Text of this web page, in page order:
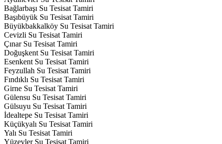
Bağlarbaşı Su Tesisat Tamiri
Başıbüyük Su Tesisat Tamiri
Büyükbakkalköy Su Tesisat Tamiri
Cevizli Su Tesisat Tamiri
Çınar Su Tesisat Tamiri
Doğuşkent Su Tesisat Tamiri
Esenkent Su Tesisat Tamiri
Feyzullah Su Tesisat Tamiri
Fındıklı Su Tesisat Tamiri
Girne Su Tesisat Tamiri
Gülensu Su Tesisat Tamiri
Gülsuyu Su Tesisat Tamiri
İdealtepe Su Tesisat Tamiri
Küçükyalı Su Tesisat Tamiri
Yalı Su Tesisat Tamiri
Yüzevler Su Tesisat Tamiri